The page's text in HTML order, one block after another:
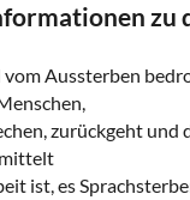
zu
vom Aussterben
zurückgeht und
ist, es